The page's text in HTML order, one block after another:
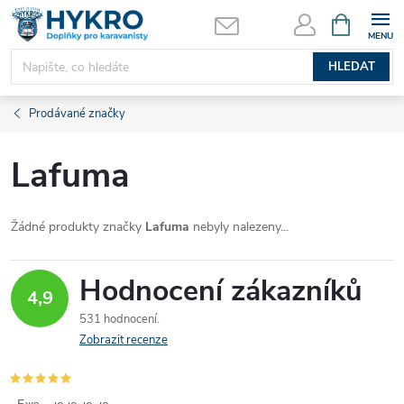
Přejít
obsah
HLEDAT
NÁKUPNÍ
KOŠÍK
Prodávané značky
Lafuma
Žádné produkty značky Lafuma nebyly nalezeny...
4,9 Hodnocení zákazníků
531 hodnocení
Zobrazit recenze